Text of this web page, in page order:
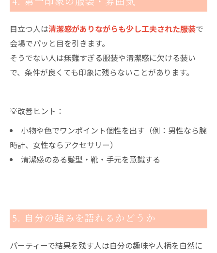
目立つ人は清潔感がありながらも少し工夫された服装で
会場でパッと目を引きます。
そうでない人は無難すぎる服装や清潔感に欠ける装い
で、条件が良くても印象に残らないことがあります。
💡改善ヒント：
小物や色でワンポイント個性を出す（例：男性なら腕
時計、女性ならアクセサリー）
清潔感のある髪型・靴・手元を意識する
5. 自分の強みを語れるかどうか
パーティーで結果を残す人は自分の趣味や人柄を自然に